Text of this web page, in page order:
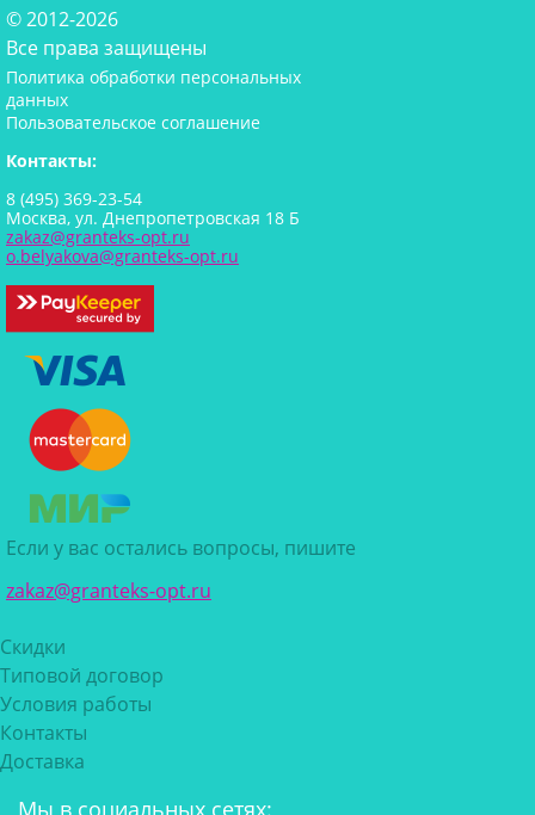
© 2012-2026
Все права защищены
Политика обработки персональных
данных
Пользовательское соглашение
Контакты:
8 (495) 369-23-54
Москва, ул. Днепропетровская 18 Б
zakaz@granteks-opt.ru
o.belyakova@granteks-opt.ru
Если у вас остались вопросы, пишите
zakaz@granteks-opt.ru
Скидки
Типовой договор
Условия работы
Контакты
Доставка
Мы в социальных сетях: